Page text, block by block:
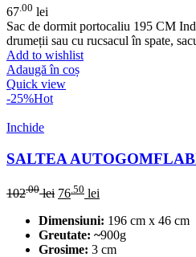
67 .00 lei
Sac de dormit portocaliu 195 CM
drumeții sau cu rucsacul în spate,
Add to wishlist
Adaugă în coș
Quick view
-25%Hot
Inchide
SALTEA
102.00 lei 76 .50 lei
Dimensiuni: 196 cm x 46 cm
Greutate: ~900g
Grosime: 3 cm